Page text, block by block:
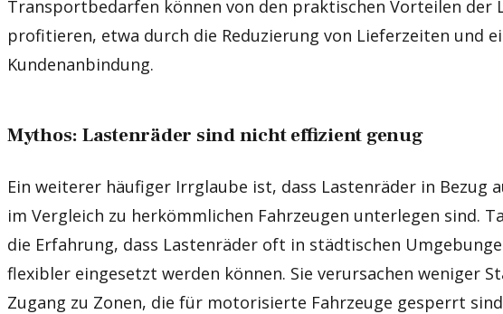
Transportbedarfen können von den praktischen Vorteilen der
profitieren, etwa durch die Reduzierung von Lieferzeiten und
Kundenanbindung.
Mythos: Lastenräder sind nicht effizient genug
Ein weiterer häufiger Irrglaube ist, dass Lastenräder in Bezug
im Vergleich zu herkömmlichen Fahrzeugen unterlegen sind.
die Erfahrung, dass Lastenräder oft in städtischen
flexibler eingesetzt werden können. Sie verursachen weniger
Zugang zu Zonen, die für motorisierte Fahrzeuge gesperrt